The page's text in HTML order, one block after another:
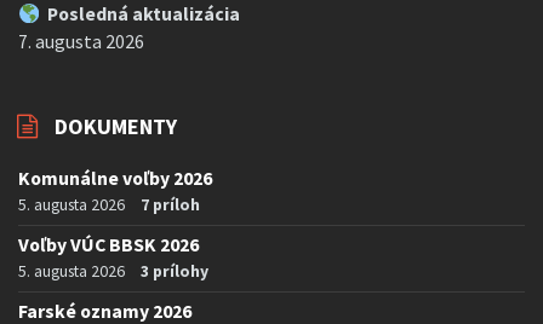
Posledná aktualizácia
7. augusta 2026
DOKUMENTY
Komunálne voľby 2026
5. augusta 2026 7 príloh
Voľby VÚC BBSK 2026
5. augusta 2026 3 prílohy
Farské oznamy 2026